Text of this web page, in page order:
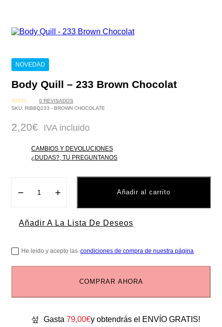
NOVEDAD
Body Quill – 233 Brown Chocolat
VALORADO
5
0 REVISADOS
SKU: RIBBQ233 - BROWN CHOCOLATE
2,20€ IVA incluido
CAMBIOS Y DEVOLUCIONES
¿DUDAS?, TU PREGUNTANOS
− + Añadir al carrito
Añadir A La Lista De Deseos
He leido y acepto las condiciones de compra de nuestra página
COMPRAR AHORA
Gasta 79,00€y obtendrás el ENVÍO GRATIS!